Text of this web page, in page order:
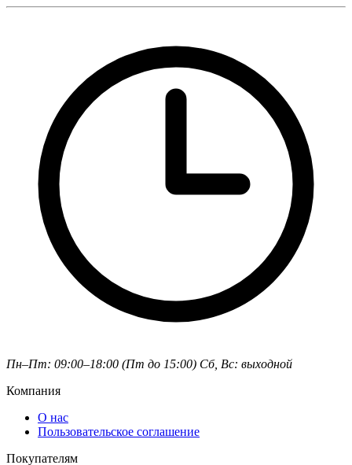
Пн–Пт: 09:00–18:00 (Пт до 15:00) Сб, Вс: выходной
Компания
О нас
Пользовательское соглашение
Покупателям